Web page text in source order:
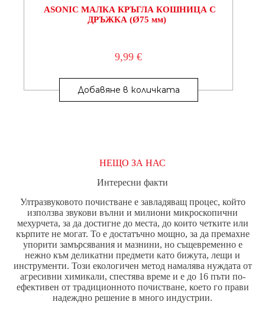
ASONIC МАЛКА КРЪГЛА КОШНИЦА С
ДРЪЖКА (Ø75 мм)
9,99€
Добавяне в количката
НЕЩО ЗА НАС
Интересни факти
Ултразвуковото почистване е завладяващ процес, който
използва звукови вълни и милиони микроскопични
мехурчета, за да достигне до места, до които четките или
кърпите не могат. То е достатъчно мощно, за да премахне
упорити замърсявания и мазнини, но същевременно е
нежно към деликатни предмети като бижута, лещи и
инструменти. Този екологичен метод намалява нуждата от
агресивни химикали, спестява време и е до 16 пъти по-
ефективен от традиционното почистване, което го прави
надеждно решение в много индустрии.